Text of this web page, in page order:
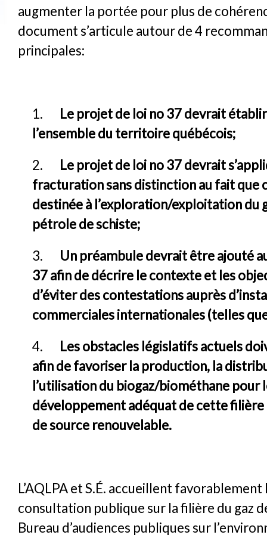
augmenter la portée pour plus de
document s’articule autour de 4
principales:
1. Le projet de loi no 37 devrait
l’ensemble du territoire québécois;
2. Le projet de loi no 37 devrait
fracturation sans distinction au fait que
destinée à l’exploration/exploitation du
pétrole de schiste;
3.
Un préambule devrait être ajouté
37 afin de décrire le contexte et les
d’éviter des contestations auprès
commerciales internationales (telles
4. Les obstacles législatifs actuels
afin de favoriser la production, la
l’utilisation du biogaz/biométhane pour
développement adéquat de cette filière
de source renouvelable.
L’AQLPA et S.É. accueillent favorablement
consultation publique sur la filière du gaz
Bureau d’audiences publiques sur